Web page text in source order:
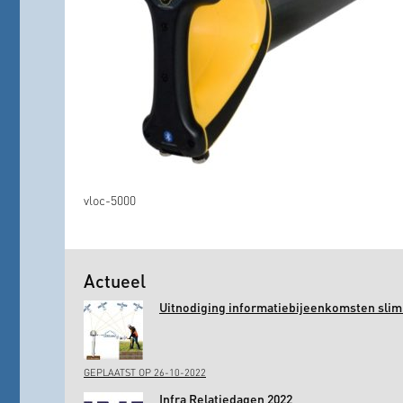
vloc-5000
Actueel
Uitnodiging informatiebijeenkomsten
GEPLAATST OP 26-10-2022
Infra Relatiedagen 2022